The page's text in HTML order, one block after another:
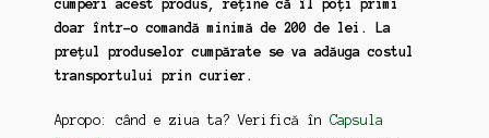
cumperi acest produs, reține că îl poți primi
doar într-o comandă minimă de 200 de lei. La
prețul produselor cumpărate se va adăuga costul
transportului prin curier.
Apropo: când e ziua ta? Verifică în Capsula